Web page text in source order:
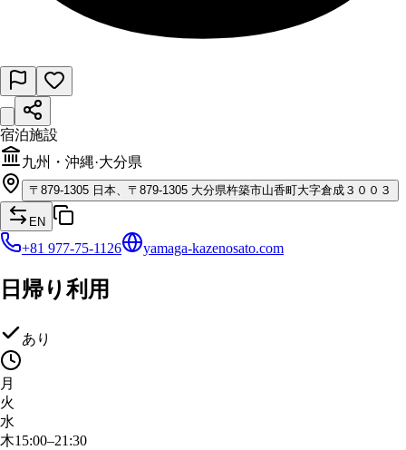
宿泊施設
九州・沖縄·大分県
〒 879-1305 日本、〒879-1305 大分県杵築市山香町大字倉成３００３
EN
+81 977-75-1126 yamaga-kazenosato.com
日帰り利用
あり
月
火
水
木15:00–21:30